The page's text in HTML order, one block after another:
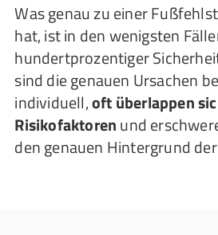
Was genau zu einer
hat, ist in den wenigsten
hundertprozentiger
sind die genauen Ursachen
individuell,oft überlappen
Risikofaktorenund
den genauen Hintergrund